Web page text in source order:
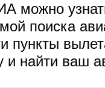
можно
поиска
пункты
и найти ваш